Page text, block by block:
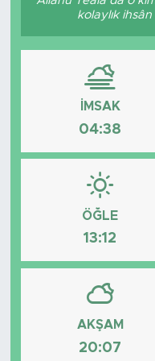
kolaylık
İMSAK
04:38
ÖĞLE
13:12
AKŞAM
20:07
Resmi İlanlar
Söyleşi
Foto Şaka
Teknoloji
Politika